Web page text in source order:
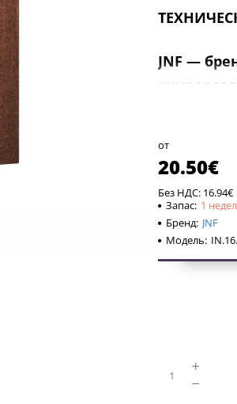
JNF —
которые
от
20.50€
Без НДС: 16.94€
Запас: 1
Бренд: JNF
Модель: